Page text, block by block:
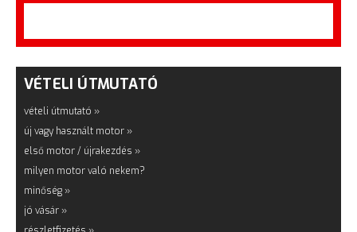
VÉTELI ÚTMUTATÓ
vételi útmutató »
új vagy használt motor »
első motor / újrakezdés »
milyen motor való nekem?
minőség »
jó vásár »